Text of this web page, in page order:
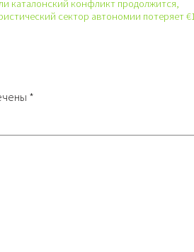
каталонский конфликт продолжится,
сектор автономии потеряет
*